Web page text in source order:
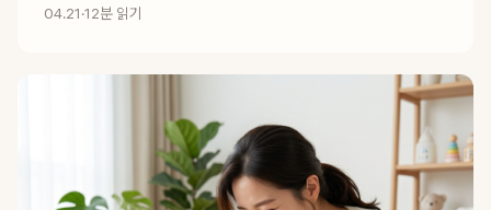
04.21·12분 읽기